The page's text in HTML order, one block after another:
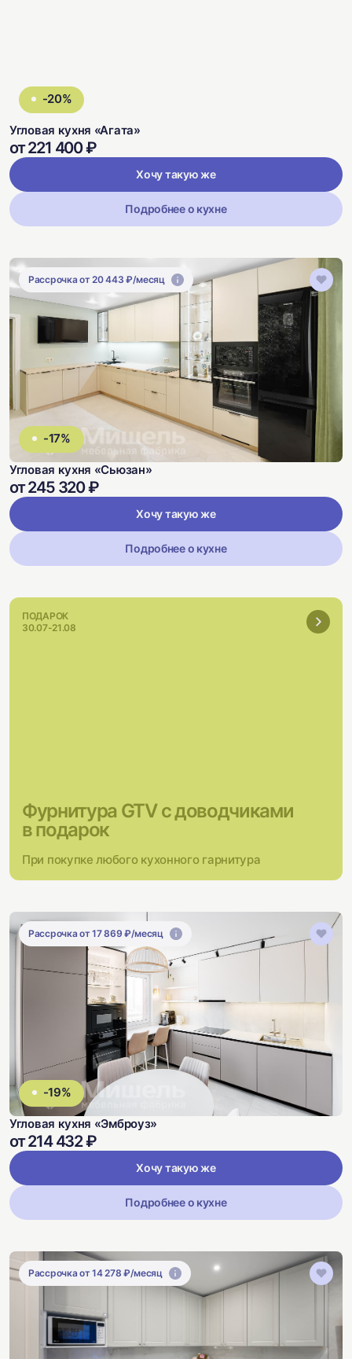
-20%
Угловая кухня «Агата»
от 221 400 ₽
Хочу такую же
Подробнее о кухне
Рассрочка от 20 443 ₽/месяц
-17%
Угловая кухня «Сьюзан»
от 245 320 ₽
Хочу такую же
Подробнее о кухне
ПОДАРОК
30.07-21.08
Фурнитура GTV с доводчиками
в подарок
При покупке любого кухонного гарнитура
Рассрочка от 17 869 ₽/месяц
-19%
Угловая кухня «Эмброуз»
от 214 432 ₽
Хочу такую же
Подробнее о кухне
Рассрочка от 14 278 ₽/месяц